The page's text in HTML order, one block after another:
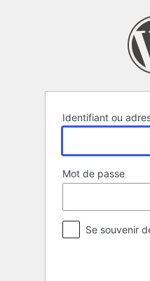
Identifiant ou
Mot de passe
Se souvenir